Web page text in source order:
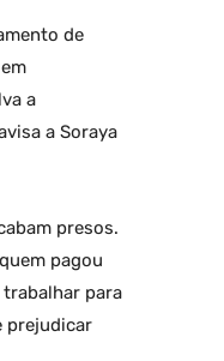
de
a
a Soraya
presos.
pagou
trabalhar para
prejudicar